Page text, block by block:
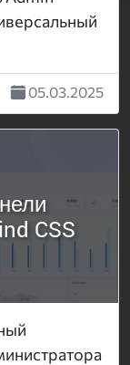
05.03.2025
CSS